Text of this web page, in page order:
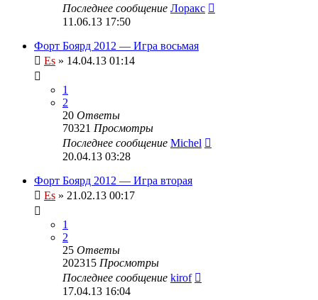
Последнее сообщение Лоракс
11.06.13 17:50
Форт Боярд 2012 — Игра восьмая
Es » 14.04.13 01:14
1
2
20 Ответы
70321 Просмотры
Последнее сообщение Michel
20.04.13 03:28
Форт Боярд 2012 — Игра вторая
Es » 21.02.13 00:17
1
2
25 Ответы
202315 Просмотры
Последнее сообщение kirof
17.04.13 16:04